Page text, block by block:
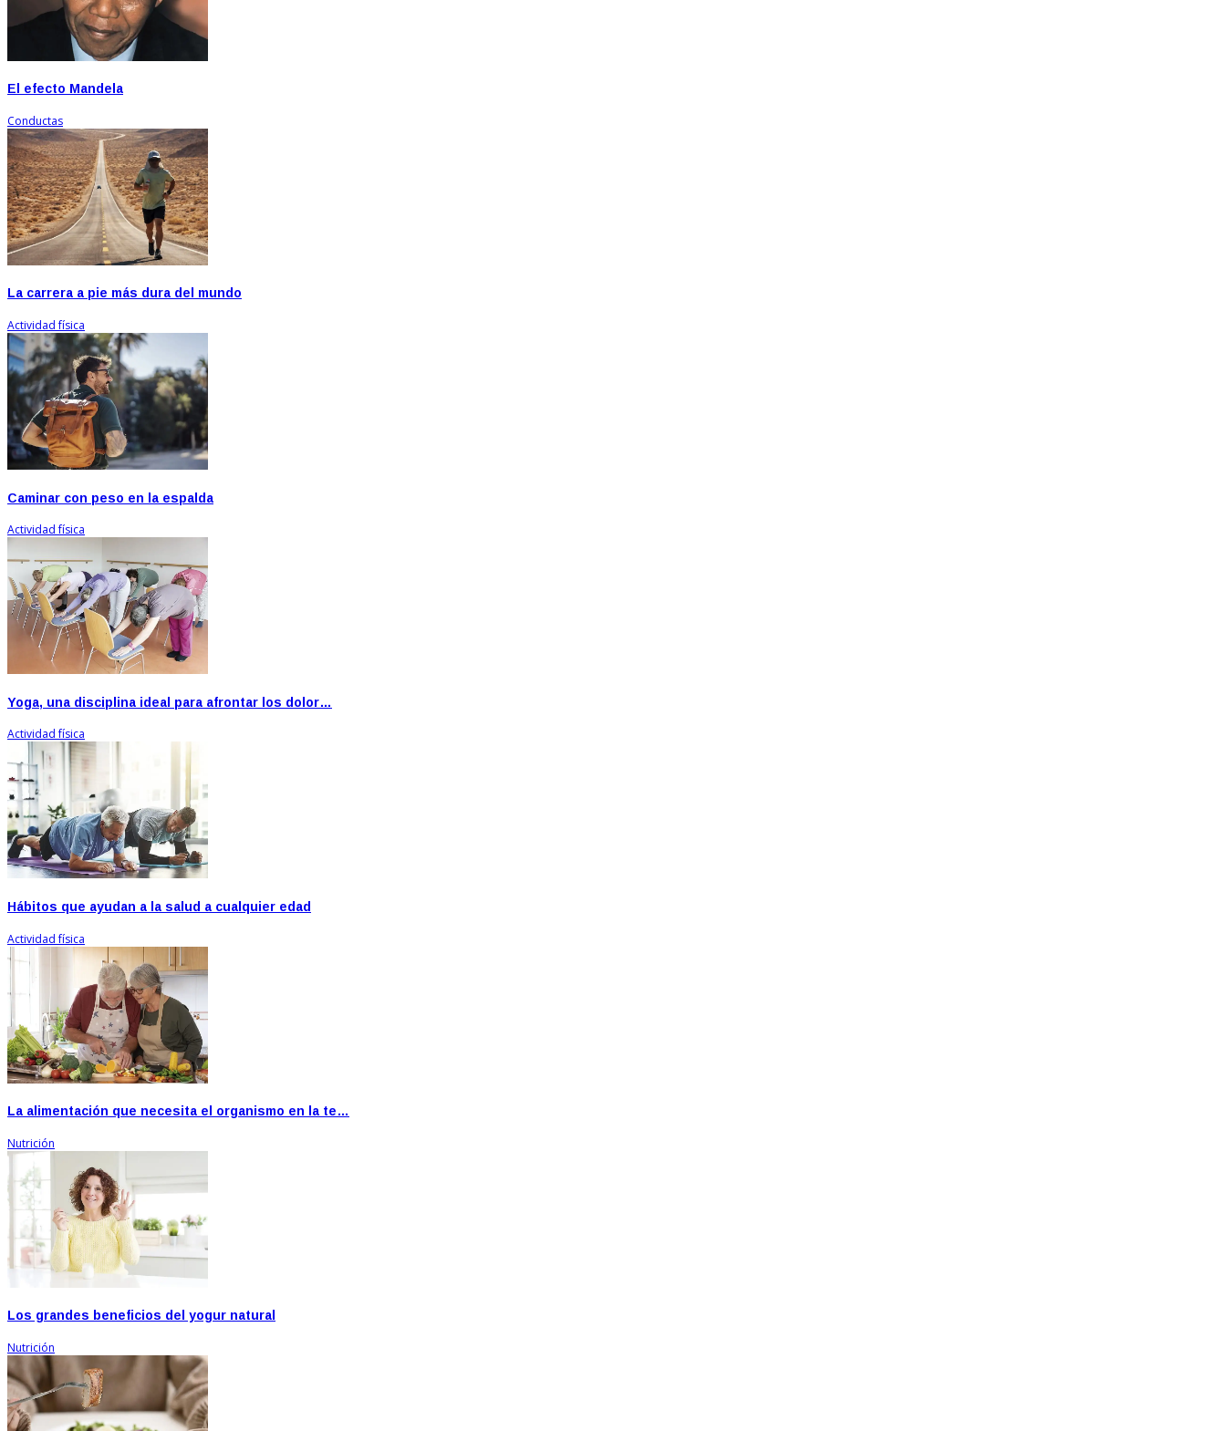
El efecto Mandela
Conductas
La carrera a pie más dura del mundo
Actividad física
Caminar con peso en la espalda
Actividad física
Yoga, una disciplina ideal para afrontar los dolor…
Actividad física
Hábitos que ayudan a la salud a cualquier edad
Actividad física
La alimentación que necesita el organismo en la te…
Nutrición
Los grandes beneficios del yogur natural
Nutrición